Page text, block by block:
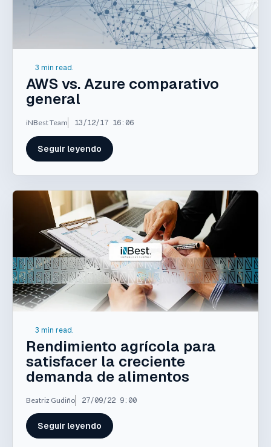
3 min read.
AWS vs. Azure comparativo
general
iNBest Team 13/12/17 16:06
Seguir leyendo
3 min read.
Rendimiento agrícola para
satisfacer la creciente
demanda de alimentos
Beatriz Gudiño 27/09/22 9:00
Seguir leyendo